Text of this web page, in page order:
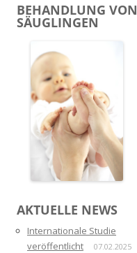
BEHANDLUNG VON
SÄUGLINGEN
AKTUELLE NEWS
Internationale Studie
veröffentlicht
07.02.2025